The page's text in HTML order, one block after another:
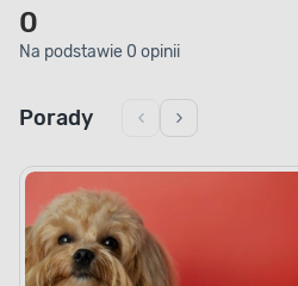
0
Na podstawie 0 opinii
Porady